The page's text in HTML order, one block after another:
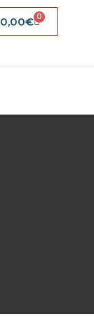
0,00€ 0